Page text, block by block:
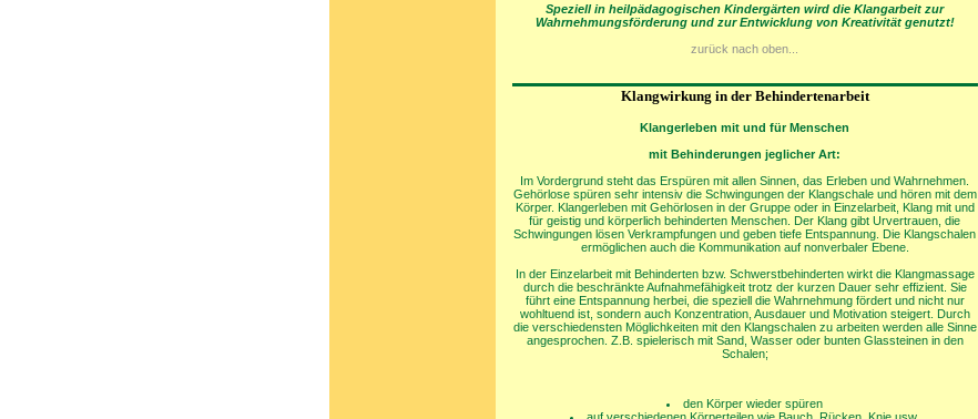
Speziell in heilpädagogischen Kindergärten wird die Klangarbeit zur
Wahrnehmungsförderung und zur Entwicklung von Kreativität genutzt!
zurück nach oben...
Klangwirkung in der Behindertenarbeit
Klangerleben mit und für Menschen
mit Behinderungen jeglicher Art:
Im Vordergrund steht das Erspüren mit allen Sinnen, das Erleben und Wahrnehmen.
Gehörlose spüren sehr intensiv die Schwingungen der Klangschale und hören mit dem
Körper. Klangerleben mit Gehörlosen in der Gruppe oder in Einzelarbeit, Klang mit und
für geistig und körperlich behinderten Menschen. Der Klang gibt Urvertrauen, die
Schwingungen lösen Verkrampfungen und geben tiefe Entspannung. Die Klangschalen
ermöglichen auch die Kommunikation auf nonverbaler Ebene.
In der Einzelarbeit mit Behinderten bzw. Schwerstbehinderten wirkt die Klangmassage
durch die beschränkte Aufnahmefähigkeit trotz der kurzen Dauer sehr effizient. Sie
führt eine Entspannung herbei, die speziell die Wahrnehmung fördert und nicht nur
wohltuend ist, sondern auch Konzentration, Ausdauer und Motivation steigert. Durch
die verschiedensten Möglichkeiten mit den Klangschalen zu arbeiten werden alle Sinne
angesprochen. Z.B. spielerisch mit Sand, Wasser oder bunten Glassteinen in den
Schalen;
den Körper wieder spüren